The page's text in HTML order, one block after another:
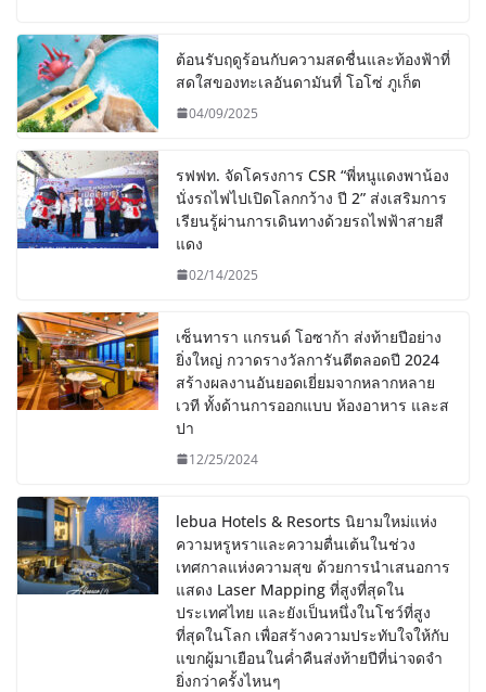
ต้อนรับฤดูร้อนกับความสดชื่นและท้องฟ้าที่
สดใสของทะเลอันดามันที่ โอโซ่ ภูเก็ต
04/09/2025
รฟฟท. จัดโครงการ CSR “พี่หนูแดงพาน้อง
นั่งรถไฟไปเปิดโลกกว้าง ปี 2” ส่งเสริมการ
เรียนรู้ผ่านการเดินทางด้วยรถไฟฟ้าสายสี
แดง
02/14/2025
เซ็นทารา แกรนด์ โอซาก้า ส่งท้ายปีอย่าง
ยิ่งใหญ่ กวาดรางวัลการันตีตลอดปี 2024
สร้างผลงานอันยอดเยี่ยมจากหลากหลาย
เวที ทั้งด้านการออกแบบ ห้องอาหาร และส
ปา
12/25/2024
lebua Hotels & Resorts นิยามใหม่แห่ง
ความหรูหราและความตื่นเต้นในช่วง
เทศกาลแห่งความสุข ด้วยการนำเสนอการ
แสดง Laser Mapping ที่สูงที่สุดใน
ประเทศไทย และยังเป็นหนึ่งในโชว์ที่สูง
ที่สุดในโลก เพื่อสร้างความประทับใจให้กับ
แขกผู้มาเยือนในค่ำคืนส่งท้ายปีที่น่าจดจำ
ยิ่งกว่าครั้งไหนๆ